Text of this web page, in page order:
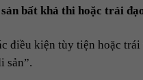
bất khả thi hoặc trái
điều kiện tùy tiện hoặc
sản”.